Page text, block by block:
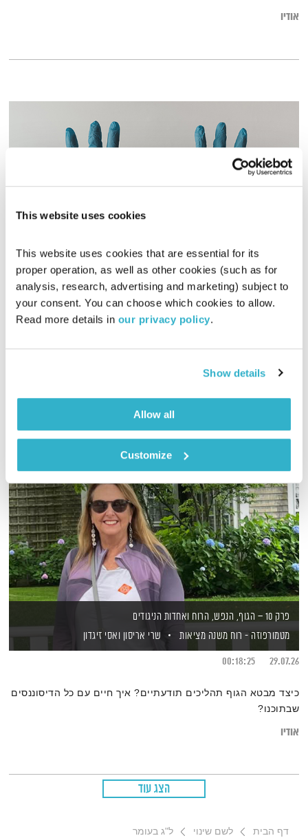
This website uses cookies
This website uses cookies that are essential for its
proper operation, as well as other cookies (such as for
analysis, research, advertising and marketing) subject to
your consent. You can choose which cookies to allow.
Read more details in our privacy policy.
Show details
Allow all
Customize
אודיו
שירי בידוד
נועה אלבס
31.03.20
02:08:58
של הזמר העברי, בעריכת נועה אלבס
אודיו
פרק 10 – הגוף, הנפש, הרוח ואחדות הניגודים
מטמורפוזה - רוח משנה מציאות
שרי אריסון ואסי זיגדון
29.07.26
00:18:25
כיצד מבטא הגוף תהליכים תודעתיים? איך חיים עם כל הדיסוננסים
שבתוכנו?
אודיו
הצג עוד
דף הבית לשם שינוי ל"ג בעומר